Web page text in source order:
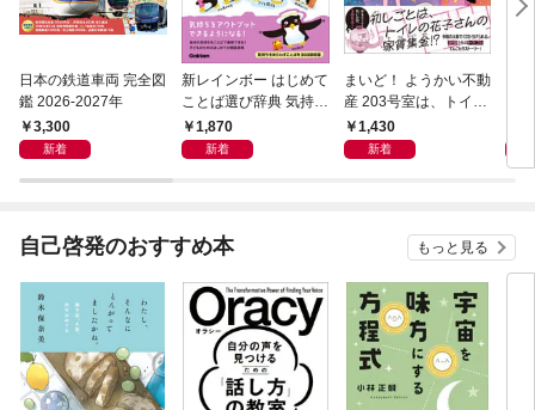
日本の鉄道車両 完全図
鑑 2026-2027年
3,300
新着
新レインボー はじめて
ことば選び辞典 気持ち
のことば
1,870
新着
まいど！ ようかい不動
産 203号室は、トイレ
の花子さんの部屋？
1,430
新着
自己啓発のおすすめ本 もっと見る